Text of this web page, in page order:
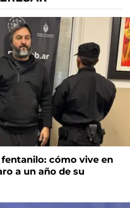
cómo vive en
a un año de su